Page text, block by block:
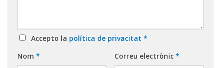
Accepto la política de privacitat *
Nom * Correu electrònic *